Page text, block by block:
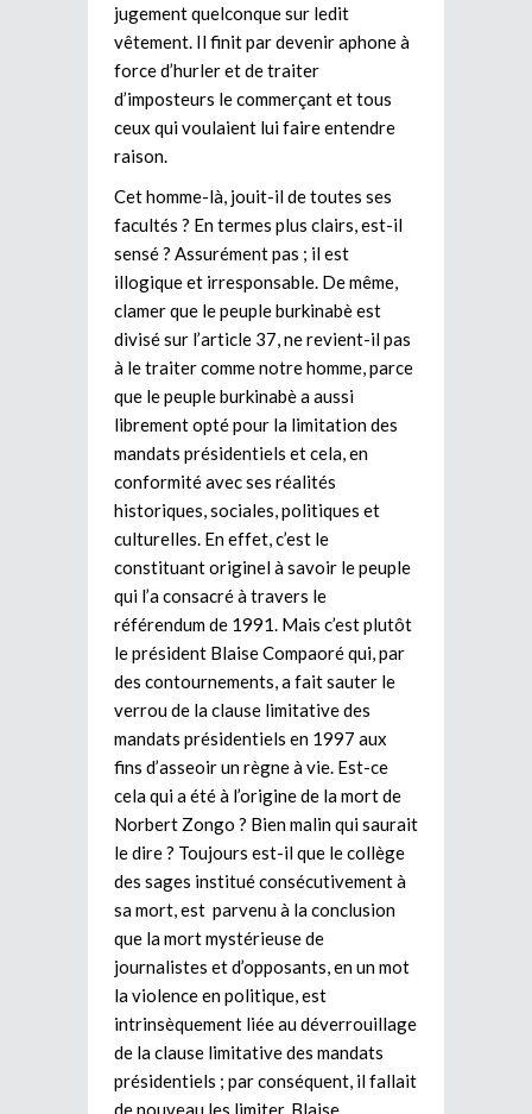
jugement quelconque sur ledit
vêtement. Il finit par devenir aphone à
force d’hurler et de traiter
d’imposteurs le commerçant et tous
ceux qui voulaient lui faire entendre
raison.
Cet homme-là, jouit-il de toutes ses
facultés ? En termes plus clairs, est-il
sensé ? Assurément pas ; il est
illogique et irresponsable. De même,
clamer que le peuple burkinabè est
divisé sur l’article 37, ne revient-il pas
à le traiter comme notre homme, parce
que le peuple burkinabè a aussi
librement opté pour la limitation des
mandats présidentiels et cela, en
conformité avec ses réalités
historiques, sociales, politiques et
culturelles. En effet, c’est le
constituant originel à savoir le peuple
qui l’a consacré à travers le
référendum de 1991. Mais c’est plutôt
le président Blaise Compaoré qui, par
des contournements, a fait sauter le
verrou de la clause limitative des
mandats présidentiels en 1997 aux
fins d’asseoir un règne à vie. Est-ce
cela qui a été à l’origine de la mort de
Norbert Zongo ? Bien malin qui saurait
le dire ? Toujours est-il que le collège
des sages institué consécutivement à
sa mort, est parvenu à la conclusion
que la mort mystérieuse de
journalistes et d’opposants, en un mot
la violence en politique, est
intrinsèquement liée au déverrouillage
de la clause limitative des mandats
présidentiels ; par conséquent, il fallait
de nouveau les limiter. Blaise